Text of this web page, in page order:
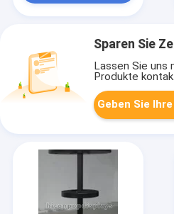
Sparen Sie
Lassen Sie uns
Produkte
Geben Sie